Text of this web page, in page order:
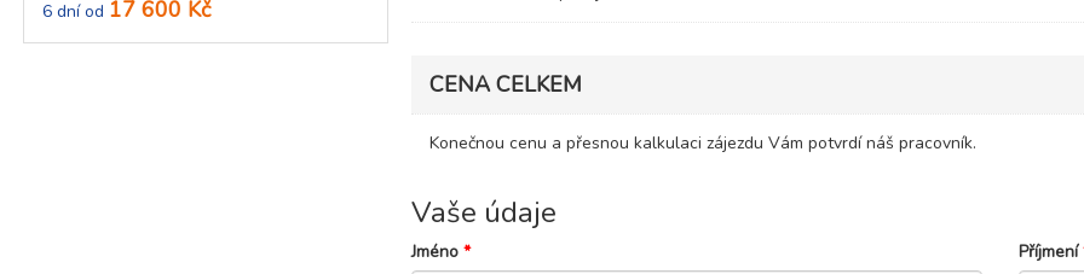
6 dní od 17 600 Kč
CENA CELKEM
Konečnou cenu a přesnou kalkulaci zájezdu Vám potvrdí náš pracovník.
Vaše údaje
Jméno * Příjmení